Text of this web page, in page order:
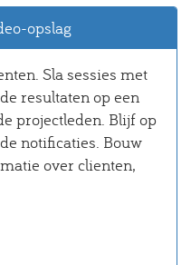
opslag
Sla sessies met
resultaten op een
projectleden. Blijf op
notificaties. Bouw
over clienten,